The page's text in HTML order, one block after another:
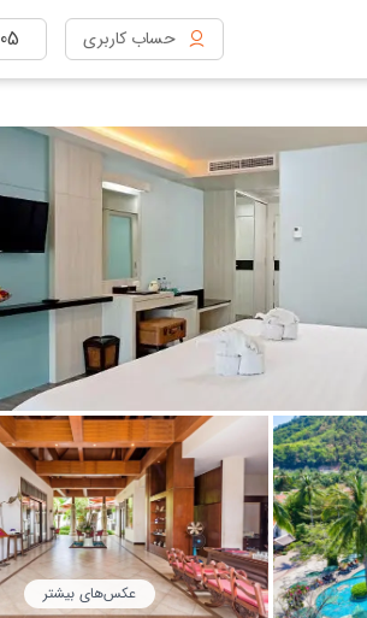
حساب کاربری
خروج
05
عکس‌های بیشتر